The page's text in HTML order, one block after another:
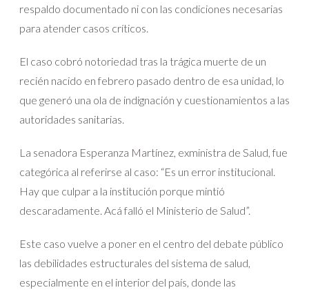
respaldo documentado ni con las condiciones necesarias
para atender casos críticos.
El caso cobró notoriedad tras la trágica muerte de un
recién nacido en febrero pasado dentro de esa unidad, lo
que generó una ola de indignación y cuestionamientos a las
autoridades sanitarias.
La senadora Esperanza Martínez, exministra de Salud, fue
categórica al referirse al caso: “Es un error institucional.
Hay que culpar a la institución porque mintió
descaradamente. Acá falló el Ministerio de Salud”.
Este caso vuelve a poner en el centro del debate público
las debilidades estructurales del sistema de salud,
especialmente en el interior del país, donde las